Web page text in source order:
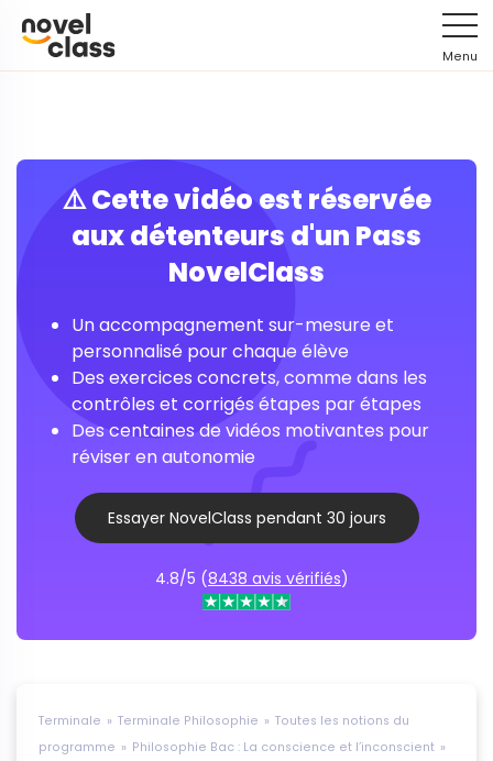
Menu
⚠️ Cette vidéo est réservée
aux détenteurs d'un Pass
NovelClass
Un accompagnement sur-mesure et
personnalisé pour chaque élève
Des exercices concrets, comme dans les
contrôles et corrigés étapes par étapes
Des centaines de vidéos motivantes pour
réviser en autonomie
Essayer NovelClass pendant 30 jours
4.8/5 (8438 avis vérifiés)
Terminale Terminale Philosophie
Toutes les notions du
programme
Philosophie Bac : La conscience et l’inconscient